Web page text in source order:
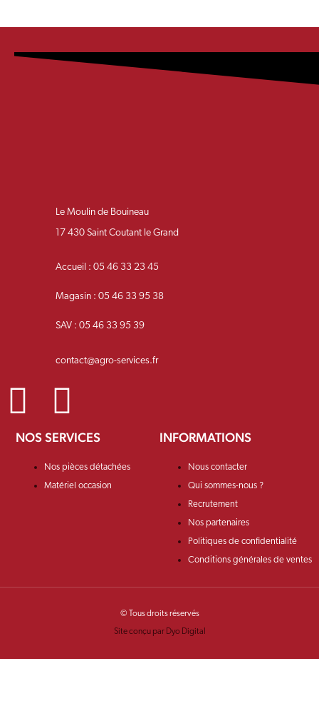
Le Moulin de Bouineau
17 430 Saint Coutant le Grand
Accueil : 05 46 33 23 45
Magasin : 05 46 33 95 38
SAV : 05 46 33 95 39
contact@agro-services.fr
NOS SERVICES
Nos pièces détachées
Matériel occasion
INFORMATIONS
Nous contacter
Qui sommes-nous ?
Recrutement
Nos partenaires
Politiques de confidentialité
Conditions générales de ventes
© Tous droits réservés
Site conçu par Dyo Digital